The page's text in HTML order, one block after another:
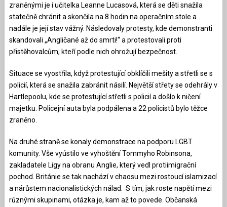
zraněnými je i učitelka Leanne Lucasová, která se děti snažila
statečně chránit a skončila na 8 hodin na operačním stole a
nadále je její stav vážný. Následovaly protesty, kde demonstranti
skandovali „Angličané až do smrti!“ a protestovali proti
přistěhovalcům, kteří podle nich ohrožují bezpečnost.
Situace se vyostřila, když protestující obklíčili mešity a střetli se s
policií, která se snažila zabránit násilí. Největší střety se odehrály v
Hartlepoolu, kde se protestující střetli s policií a došlo k ničení
majetku. Policejní auta byla podpálena a 22 policistů bylo těžce
zraněno.
Na druhé straně se konaly demonstrace na podporu LGBT
komunity. Vše vyústilo ve vyhoštění Tommyho Robinsona,
zakladatele Ligy na obranu Anglie, který vedl protiimigrační
pochod. Británie se tak nachází v chaosu mezi rostoucí islamizací
a nárůstem nacionalistických nálad. S tím, jak roste napětí mezi
různými skupinami, otázka je, kam až to povede. Občanská